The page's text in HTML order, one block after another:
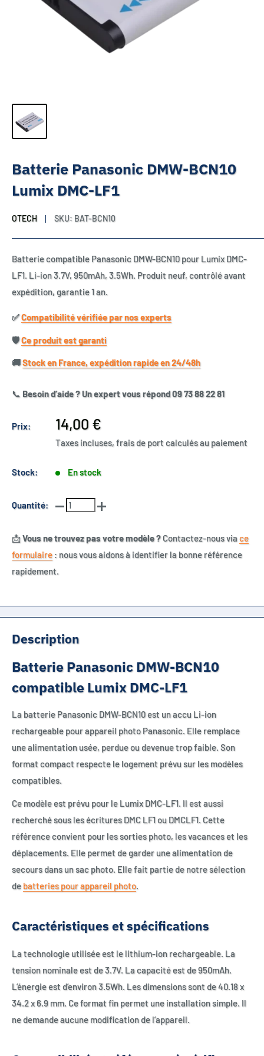
Batterie Panasonic DMW-BCN10
Lumix DMC-LF1
OTECH SKU: BAT-BCN10
Batterie compatible Panasonic DMW-BCN10 pour Lumix DMC-
LF1. Li-ion 3.7V, 950mAh, 3.5Wh. Produit neuf, contrôlé avant
expédition, garantie 1 an.
✅​Compatibilité vérifiée par nos experts
🛡️​Ce produit est garanti
🚚​Stock en France, expédition rapide en 24/48h
📞 Besoin d’aide ? Un expert vous répond 09 73 88 22 81
Prix:
Prix
réduit
14,00 €
Taxes incluses, frais de port calculés au paiement
Stock: En stock
Quantité:
📩Vous ne trouvez pas votre modèle ?Contactez-nous viace
formulaire : nous vous aidons à identifier la bonne référence
rapidement.
Description
Batterie Panasonic DMW-BCN10
compatible Lumix DMC-LF1
La batterie Panasonic DMW-BCN10 est un accu Li-ion
rechargeable pour appareil photo Panasonic. Elle remplace
une alimentation usée, perdue ou devenue trop faible. Son
format compact respecte le logement prévu sur les modèles
compatibles.
Ce modèle est prévu pour le Lumix DMC-LF1. Il est aussi
recherché sous les écritures DMC LF1 ou DMCLF1. Cette
référence convient pour les sorties photo, les vacances et les
déplacements. Elle permet de garder une alimentation de
secours dans un sac photo. Elle fait partie de notre sélection
de batteries pour appareil photo.
Caractéristiques et spécifications
La technologie utilisée est le lithium-ion rechargeable. La
tension nominale est de 3.7V. La capacité est de 950mAh.
L’énergie est d’environ 3.5Wh. Les dimensions sont de 40.18 x
34.2 x 6.9 mm. Ce format fin permet une installation simple. Il
ne demande aucune modification de l’appareil.